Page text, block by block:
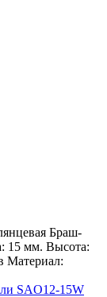
Браш-
15 мм. Высота:
Материал:
SAO12-15W